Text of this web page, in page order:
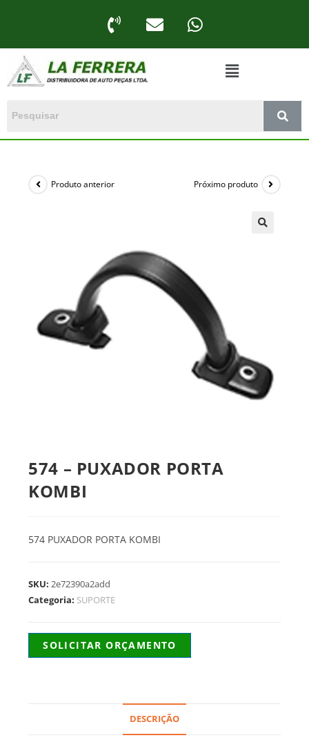
Produto anterior Próximo produto
574 – PUXADOR PORTA
KOMBI
574 PUXADOR PORTA KOMBI
SKU:2e72390a2add
Categoria: SUPORTE
SOLICITAR ORÇAMENTO
DESCRIÇÃO